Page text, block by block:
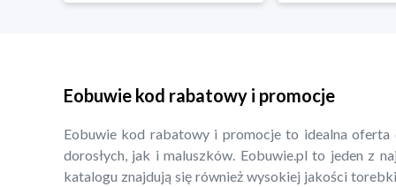
Eobuwie kod rabatowy i promocje
Eobuwie kod rabatowy i promocje to idealna
dorosłych, jak i maluszków. Eobuwie.pl to jeden z
katalogu znajdują się również wysokiej jakości